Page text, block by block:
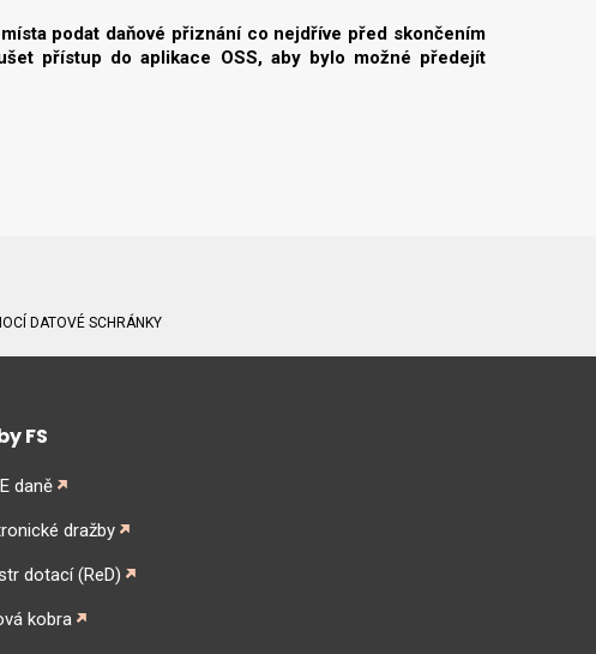
podat daňové přiznání co nejdříve před skončením
přístup do aplikace OSS, aby bylo možné předejít
DATOVÉ SCHRÁNKY
FS
daně
dražby
dotací (ReD)
kobra